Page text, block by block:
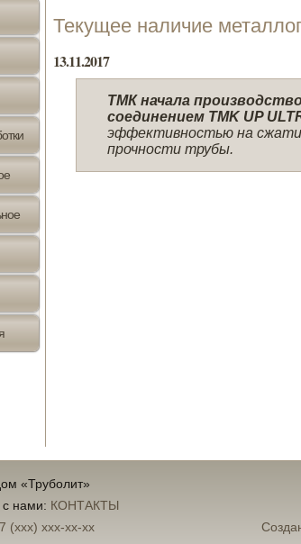
Текущее наличие
13.11.2017
ТМК начала
соединением TMK UP
эффективностью на
прочности трубы.
«Труболит»
с нами: КОНТАКТЫ
(xxx) xxx-xx-xx